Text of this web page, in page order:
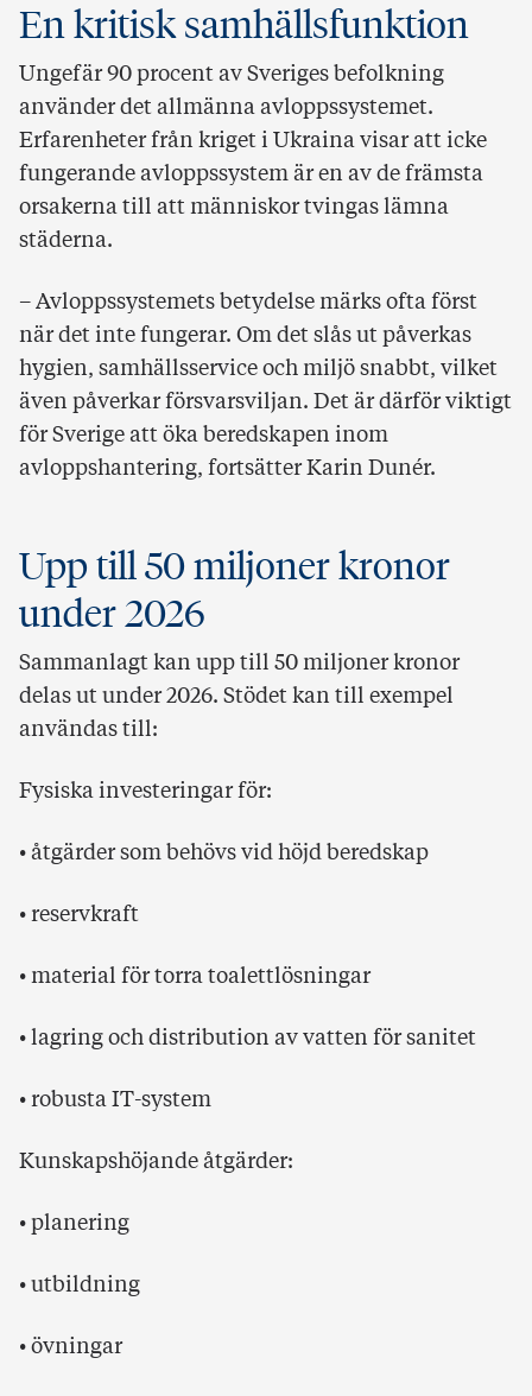
En kritisk samhällsfunktion
Ungefär 90 procent av Sveriges befolkning
använder det allmänna avloppssystemet.
Erfarenheter från kriget i Ukraina visar att icke
fungerande avloppssystem är en av de främsta
orsakerna till att människor tvingas lämna
städerna.
– Avloppssystemets betydelse märks ofta först
när det inte fungerar. Om det slås ut påverkas
hygien, samhällsservice och miljö snabbt, vilket
även påverkar försvarsviljan. Det är därför viktigt
för Sverige att öka beredskapen inom
avloppshantering, fortsätter Karin Dunér.
Upp till 50 miljoner kronor
under 2026
Sammanlagt kan upp till 50 miljoner kronor
delas ut under 2026. Stödet kan till exempel
användas till:
Fysiska investeringar för:
• åtgärder som behövs vid höjd beredskap
• reservkraft
• material för torra toalettlösningar
• lagring och distribution av vatten för sanitet
• robusta IT-system
Kunskapshöjande åtgärder:
• planering
• utbildning
• övningar